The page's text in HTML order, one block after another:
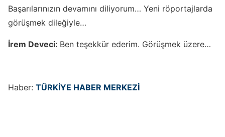
Başarılarınızın devamını diliyorum… Yeni röportajlarda
görüşmek dileğiyle…
İrem Deveci: Ben teşekkür ederim. Görüşmek üzere…
Haber: TÜRKİYE HABER MERKEZİ